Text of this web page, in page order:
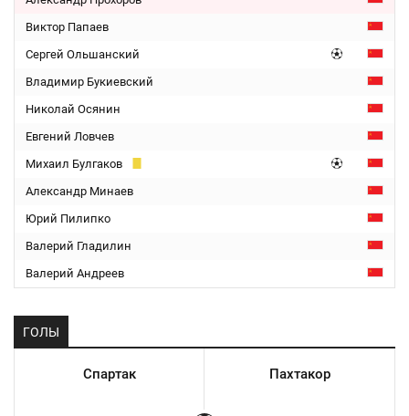
Виктор Папаев
Сергей Ольшанский
Владимир Букиевский
Николай Осянин
Евгений Ловчев
Михаил Булгаков
Александр Минаев
Юрий Пилипко
Валерий Гладилин
Валерий Андреев
ГОЛЫ
Спартак Пахтакор